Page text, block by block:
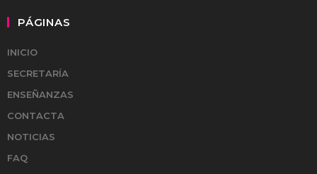
PÁGINAS
INICIO
SECRETARÍA
ENSEÑANZAS
CONTACTA
NOTICIAS
FAQ